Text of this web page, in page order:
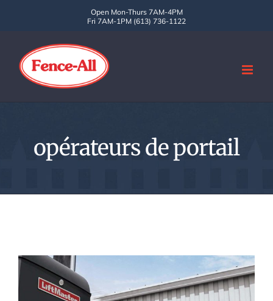
Open Mon-Thurs 7AM-4PM
Fri 7AM-1PM (613) 736-1122
opérateurs de portail